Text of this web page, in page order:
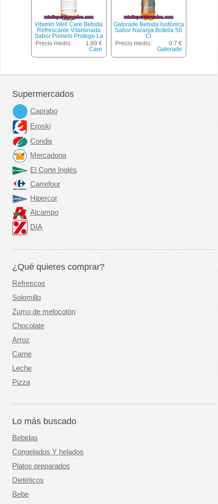
Vitamin Well Care Bebida
Refrescante Vitaminada
Sabor Pomelo Protege La
Belleza De Piel Y Cabello
Precio medio:
1.89 €
Care
Gatorade Bebida Isotónica
Sabor Naranja Botella 50
Cl
Precio medio:
0.7 €
Gatorade
Supermercados
Caprabo
Eroski
Condis
Mercadona
El Corte Inglés
Carrefour
Hipercor
Alcampo
DIA
¿Qué quieres comprar?
Refrescos
Solomillo
Zumo de melocotón
Chocolate
Arroz
Carne
Leche
Pizza
Lo más buscado
Bebidas
Congelados Y helados
Platos preparados
Dietéticos
Bebe